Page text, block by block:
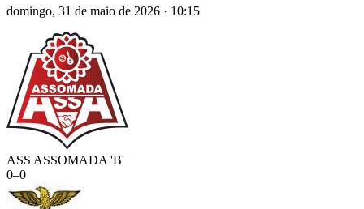
domingo, 31 de maio de 2026 · 10:15
ASS ASSOMADA 'B'
0–0